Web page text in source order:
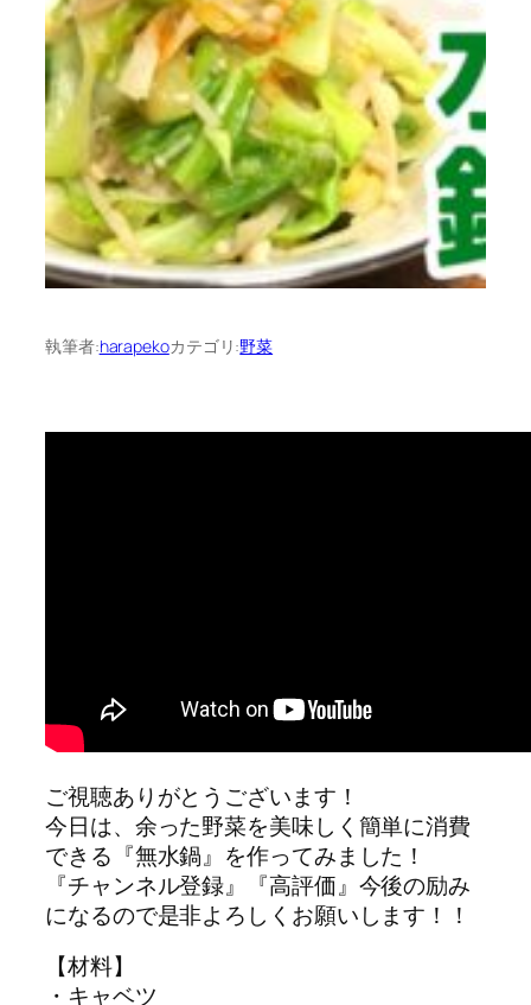
執筆者:harapekoカテゴリ:野菜
ご視聴ありがとうございます！
今日は、余った野菜を美味しく簡単に消費
できる『無水鍋』を作ってみました！
『チャンネル登録』『高評価』今後の励み
になるので是非よろしくお願いします！！
【材料】
・キャベツ